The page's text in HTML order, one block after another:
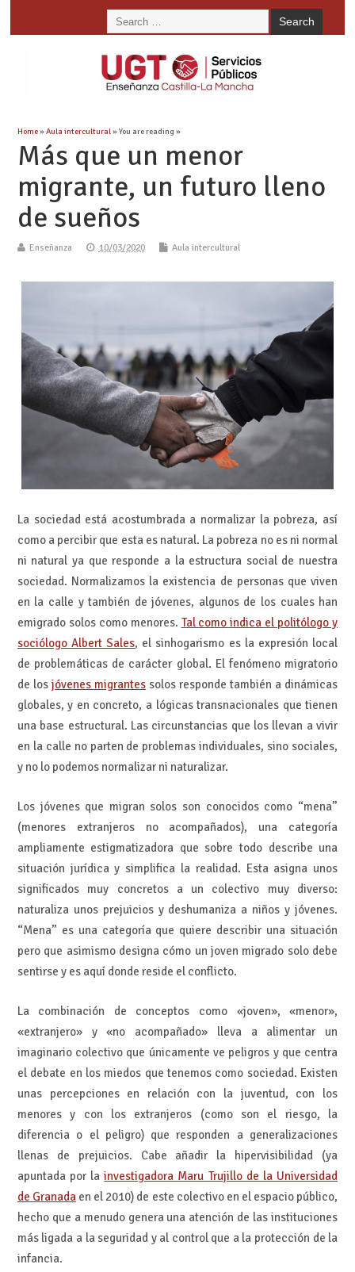
Home»Aula intercultural» You are reading »
Más que un menor
migrante, un futuro lleno
de sueños
Enseñanza 10/03/2020 Aula intercultural
La sociedad está acostumbrada a normalizar la pobreza, así
como a percibir que esta es natural. La pobreza no es ni normal
ni natural ya que responde a la estructura social de nuestra
sociedad. Normalizamos la existencia de personas que viven
en la calle y también de jóvenes, algunos de los cuales han
emigrado solos como menores. Tal como indica el politólogo y
sociólogo Albert Sales, el sinhogarismo es la expresión local
de problemáticas de carácter global. El fenómeno migratorio
de los jóvenes migrantessolos responde también a dinámicas
globales, y en concreto, a lógicas transnacionales que tienen
una base estructural. Las circunstancias que los llevan a vivir
en la calle no parten de problemas individuales, sino sociales,
y no lo podemos normalizar ni naturalizar.
Los jóvenes que migran solos son conocidos como “mena”
(menores extranjeros no acompañados), una categoría
ampliamente estigmatizadora que sobre todo describe una
situación jurídica y simplifica la realidad. Esta asigna unos
significados muy concretos a un colectivo muy diverso:
naturaliza unos prejuicios y deshumaniza a niños y jóvenes.
“Mena” es una categoría que quiere describir una situación
pero que asimismo designa cómo un joven migrado solo debe
sentirse y es aquí donde reside el conflicto.
La combinación de conceptos como «joven», «menor»,
«extranjero» y «no acompañado» lleva a alimentar un
imaginario colectivo que únicamente ve peligros y que centra
el debate en los miedos que tenemos como sociedad. Existen
unas percepciones en relación con la juventud, con los
menores y con los extranjeros (como son el riesgo, la
diferencia o el peligro) que responden a generalizaciones
llenas de prejuicios. Cabe añadir la hipervisibilidad (ya
apuntada por lainvestigadora Maru Trujillo de la Universidad
de Granadaen el 2010) de este colectivo en el espacio público,
hecho que a menudo genera una atención de las instituciones
más ligada a la seguridad y al control que a la protección de la
infancia.